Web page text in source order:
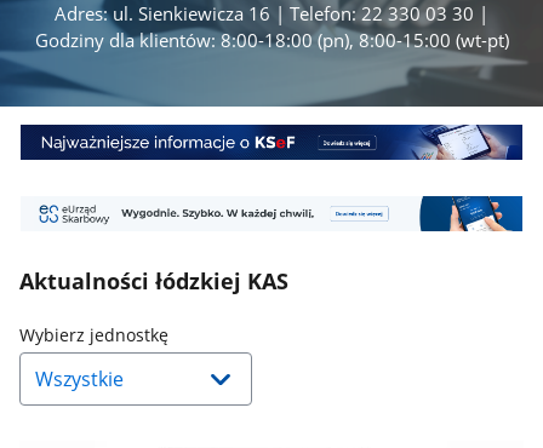
Adres: ul. Sienkiewicza 16 | Telefon: 22 330 03 30 |
Godziny dla klientów: 8:00-18:00 (pn), 8:00-15:00 (wt-pt)
Środy
z
eUS
Aktualności łódzkiej KAS
Wybierz jednostkęNaciśnij
strzałkę
dół,